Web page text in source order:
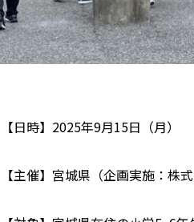
【日時】2025年9月15日（月）
【主催】宮城県（企画実施：株